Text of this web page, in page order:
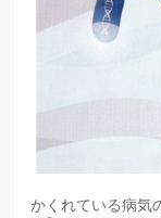
かくれている病気